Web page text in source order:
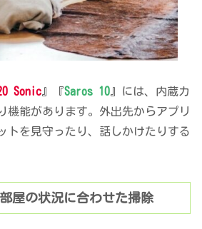
Sonic 』『Saros 10 』には、内蔵カ
機能があります。外出先からアプリ
トを見守ったり、話しかけたりする
屋の状況に合わせた掃除